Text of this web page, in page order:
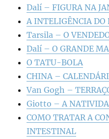
Dalí – FIGURA NA
A INTELIGÊNCIA DO
Tarsila – O
Dalí – O GRANDE
O TATU-BOLA
CHINA –
Van Gogh –
Giotto – A
COMO TRATAR A
INTESTINAL